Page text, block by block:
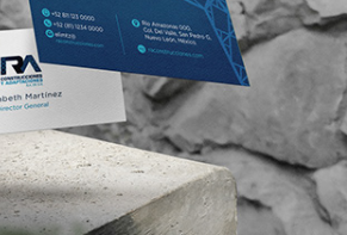
RA Construcciones